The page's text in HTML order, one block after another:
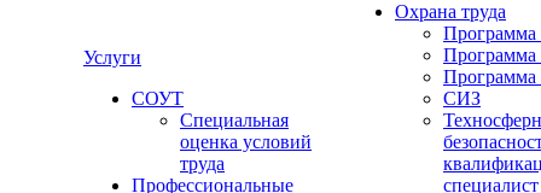
Услуги
СОУТ
Специальная
оценка условий
труда
Профессиональные
Охрана труда
Программа
Программа
СИЗ